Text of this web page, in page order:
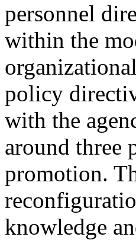
personnel
within the
policy
with the
around three
promotion.
knowledge